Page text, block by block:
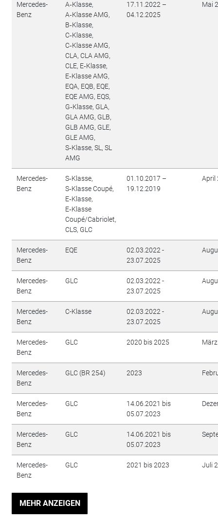
Mercedes-
Benz
A‑Klasse,
A‑Klasse AMG,
B‑Klasse,
C‑Klasse,
C‑Klasse AMG,
CLA, CLA AMG,
CLE, E‑Klasse,
E‑Klasse AMG,
EQA, EQB, EQE,
EQE AMG, EQS,
G‑Klasse, GLA,
GLA AMG, GLB,
GLB AMG, GLE,
GLE AMG,
S‑Klasse, SL, SL
AMG
17.11.2022 –
04.12.2025
Mai
Mercedes-
Benz
S‑Klasse,
S‑Klasse Coupé,
E‑Klasse,
E‑Klasse
Coupé/Cabriolet,
CLS, GLC
01.10.2017 –
19.12.2019
April
Mercedes-
Benz
EQE
02.03.2022 -
23.07.2025
Mercedes-
Benz
GLC
02.03.2022 -
23.07.2025
Mercedes-
Benz
C-Klasse
02.03.2022 -
23.07.2025
Mercedes-
Benz
GLC 2020 bis 2025
Mercedes-
Benz
GLC (BR 254) 2023
Mercedes-
Benz
GLC
14.06.2021 bis
05.07.2023
Mercedes-
Benz
GLC
14.06.2021 bis
05.07.2023
Mercedes-
Benz
GLC 2021 bis 2023 Juli
MEHR ANZEIGEN